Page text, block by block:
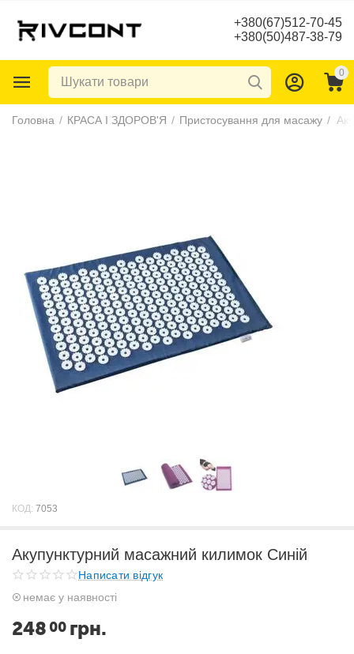
+380(67)512-70-45
+380(50)487-38-79
0
Головна / КРАСА І ЗДОРОВ'Я / Пристосування для масажу /
КОД: 7053
Акупунктурний масажний килимок Синій
Написати відгук
немає у наявності
248 00 грн.